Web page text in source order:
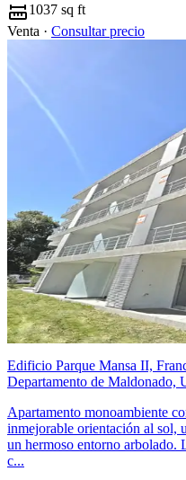
1037 sq ft
Venta · Consultar precio
Edificio Parque Mansa II,
Departamento de Maldonado,
Apartamento monoambiente
inmejorable orientación al sol,
un hermoso entorno arbolado.
c...